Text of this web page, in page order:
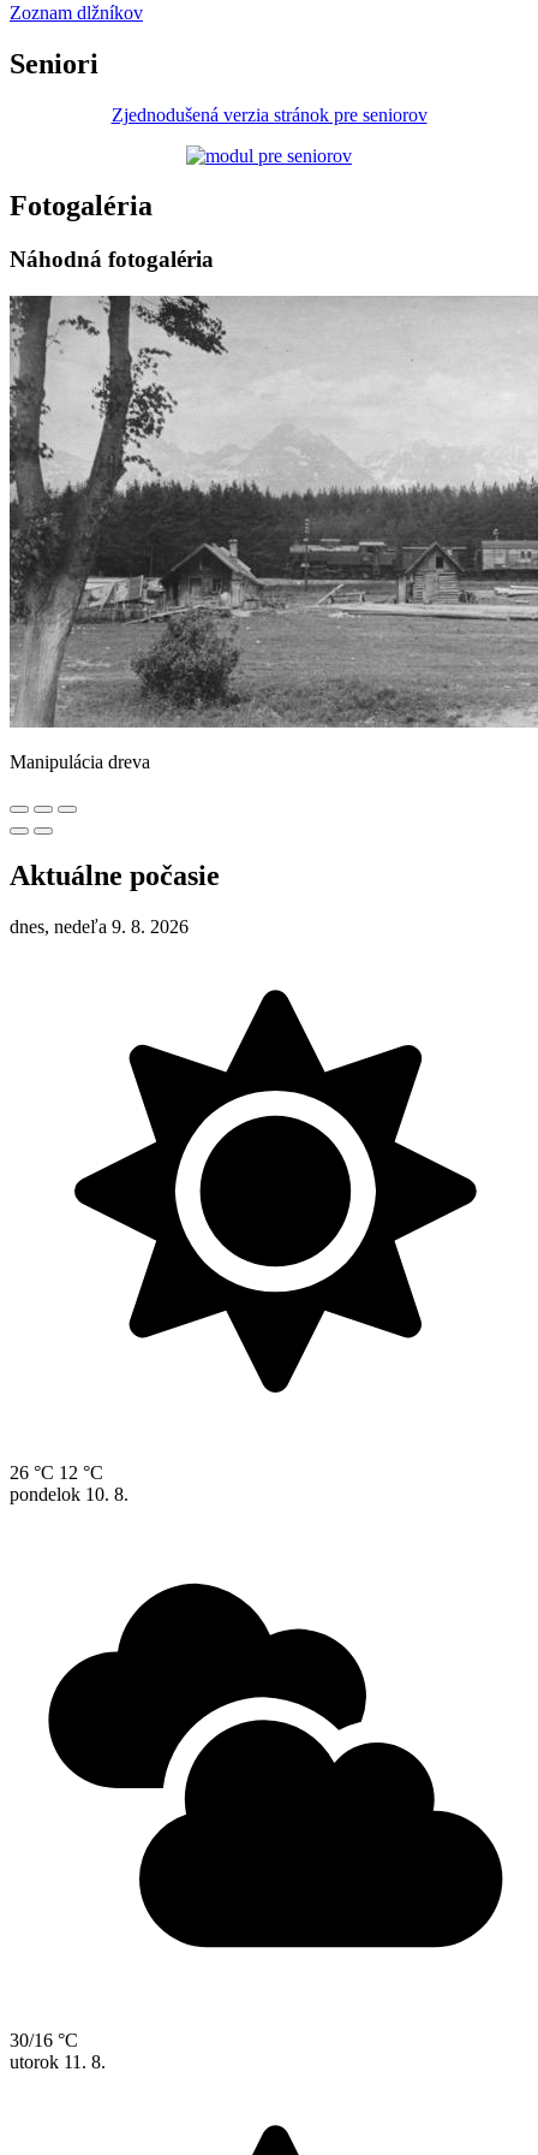
Zoznam dlžníkov
Seniori
Zjednodušená verzia stránok pre seniorov
Fotogaléria
Náhodná fotogaléria
Manipulácia dreva
Aktuálne počasie
dnes, nedeľa 9. 8. 2026
26 °C 12 °C
pondelok 10. 8.
30/16 °C
utorok 11. 8.